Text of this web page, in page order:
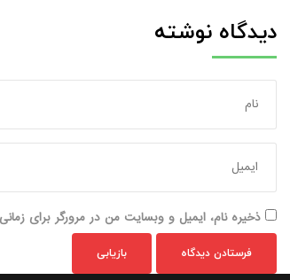
دیدگاه نوشته
ذخیره نام، ایمیل و وبسایت من در مرورگر برای
بازیابی